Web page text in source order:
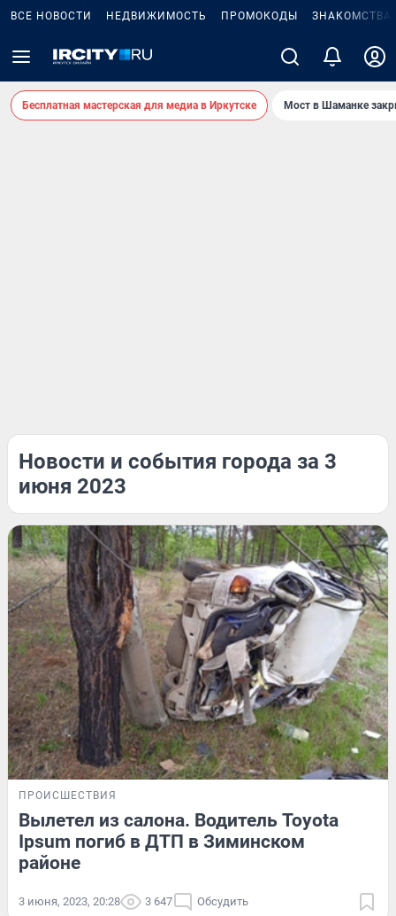
ВСЕ НОВОСТИ НЕДВИЖИМОСТЬ ПРОМОКОДЫ ЗНАКОМСТВА
Бесплатная мастерская для медиа в Иркутске Мост в Шаманке
Новости и события города за 3
июня 2023
ПРОИСШЕСТВИЯ
Вылетел из салона. Водитель Toyota
Ipsum погиб в ДТП в Зиминском
районе
3 июня, 2023, 20:28 3 647 Обсудить